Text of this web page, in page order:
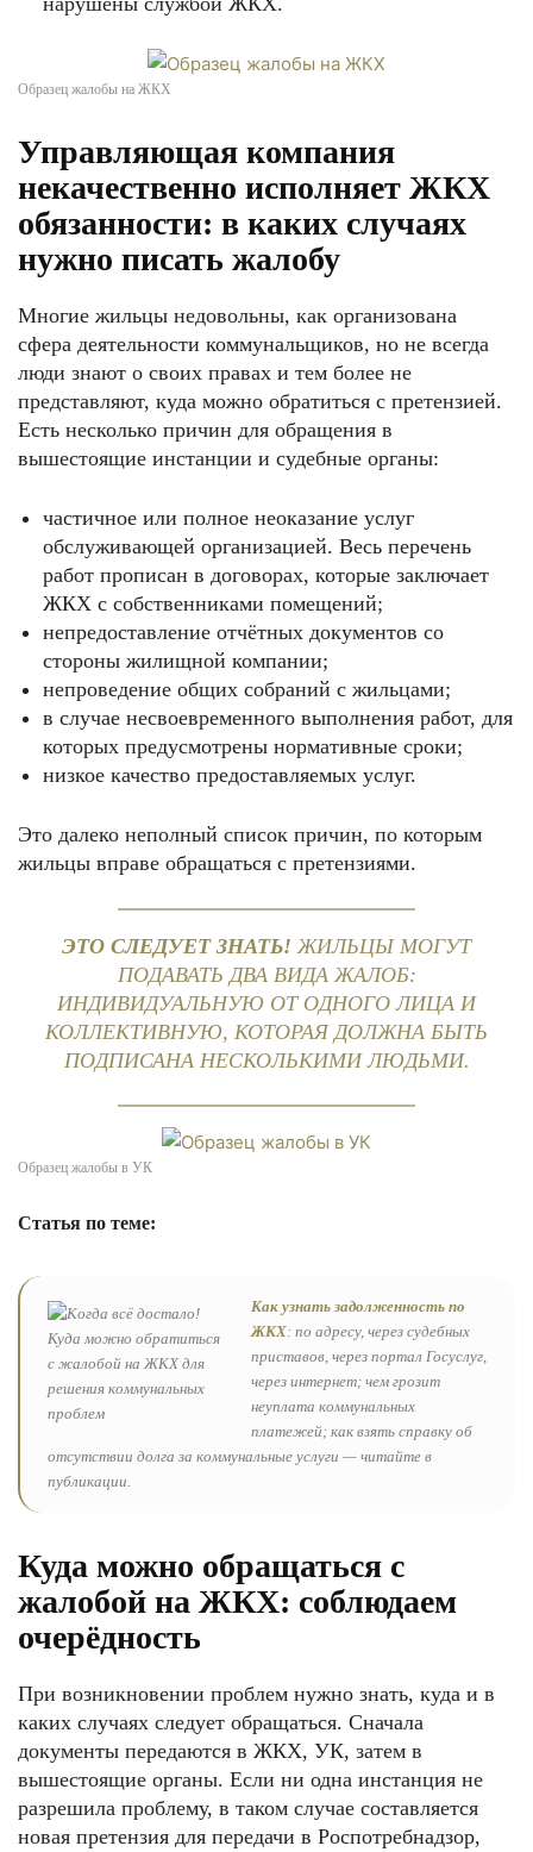
Образец жалобы на ЖКХ
Управляющая компания
некачественно исполняет ЖКХ
обязанности: в каких случаях
нужно писать жалобу
Многие жильцы недовольны, как организована
сфера деятельности коммунальщиков, но не всегда
люди знают о своих правах и тем более не
представляют, куда можно обратиться с претензией.
Есть несколько причин для обращения в
вышестоящие инстанции и судебные органы:
частичное или полное неоказание услуг
обслуживающей организацией. Весь перечень
работ прописан в договорах, которые заключает
ЖКХ с собственниками помещений;
непредоставление отчётных документов со
стороны жилищной компании;
непроведение общих собраний с жильцами;
в случае несвоевременного выполнения работ, для
которых предусмотрены нормативные сроки;
низкое качество предоставляемых услуг.
Это далеко неполный список причин, по которым
жильцы вправе обращаться с претензиями.
ЭТО СЛЕДУЕТ ЗНАТЬ! ЖИЛЬЦЫ МОГУТ
ПОДАВАТЬ ДВА ВИДА ЖАЛОБ:
ИНДИВИДУАЛЬНУЮ ОТ ОДНОГО ЛИЦА И
КОЛЛЕКТИВНУЮ, КОТОРАЯ ДОЛЖНА БЫТЬ
ПОДПИСАНА НЕСКОЛЬКИМИ ЛЮДЬМИ.
Образец жалобы в УК
Статья по теме:
Как узнать задолженность по
ЖКХ: по адресу, через судебных
приставов, через портал Госуслуг,
через интернет; чем грозит
неуплата коммунальных
платежей; как взять справку об
отсутствии долга за коммунальные услуги — читайте в
публикации.
Куда можно обращаться с
жалобой на ЖКХ: соблюдаем
очерёдность
При возникновении проблем нужно знать, куда и в
каких случаях следует обращаться. Сначала
документы передаются в ЖКХ, УК, затем в
вышестоящие органы. Если ни одна инстанция не
разрешила проблему, в таком случае составляется
новая претензия для передачи в Роспотребнадзор,